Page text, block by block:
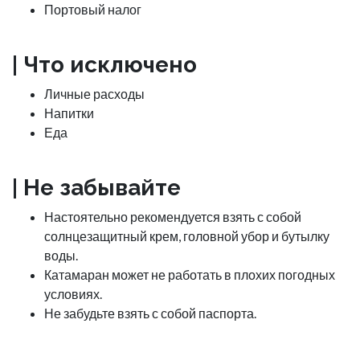
Портовый налог
| Что исключено
Личные расходы
Напитки
Еда
| Не забывайте
Настоятельно рекомендуется взять с собой
солнцезащитный крем, головной убор и бутылку
воды.
Катамаран может не работать в плохих погодных
условиях.
Не забудьте взять с собой паспорта.